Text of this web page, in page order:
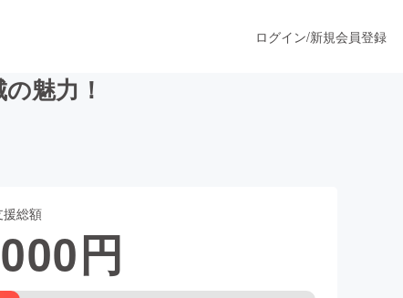
ファッション
ログイン/新規会員登録
魅力！
総額
円